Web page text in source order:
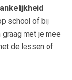
school of bij
graag met je mee
de lessen of